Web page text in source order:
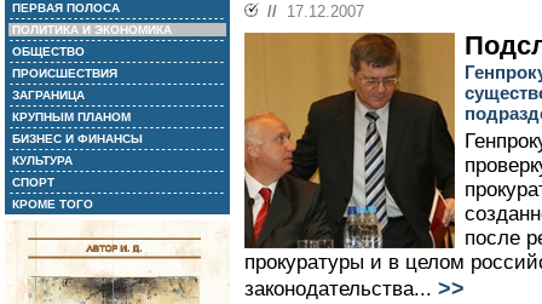
ПЕРВАЯ ПОЛОСА
ПОЛИТИКА И ЭКОНОМИКА
ОБЩЕСТВО
ПРОИСШЕСТВИЯ
ЗАГРАНИЦА
КРУПНЫМ ПЛАНОМ
БИЗНЕС И ФИНАНСЫ
КУЛЬТУРА
СПОРТ
КРОМЕ ТОГО
// 17.12.2007
после
прокуратуры и в целом
законодательства... >>